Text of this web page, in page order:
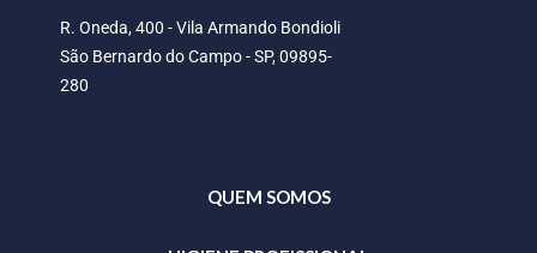
R. Oneda, 400 - Vila Armando Bondioli
São Bernardo do Campo - SP, 09895-
280
QUEM SOMOS